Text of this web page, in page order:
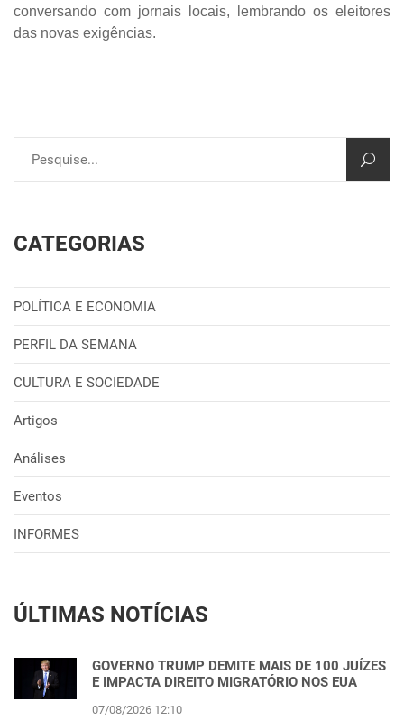
conversando com jornais locais, lembrando os eleitores
das novas exigências.
CATEGORIAS
POLÍTICA E ECONOMIA
PERFIL DA SEMANA
CULTURA E SOCIEDADE
Artigos
Análises
Eventos
INFORMES
ÚLTIMAS NOTÍCIAS
GOVERNO TRUMP DEMITE MAIS DE 100 JUÍZES
E IMPACTA DIREITO MIGRATÓRIO NOS EUA
07/08/2026 12:10